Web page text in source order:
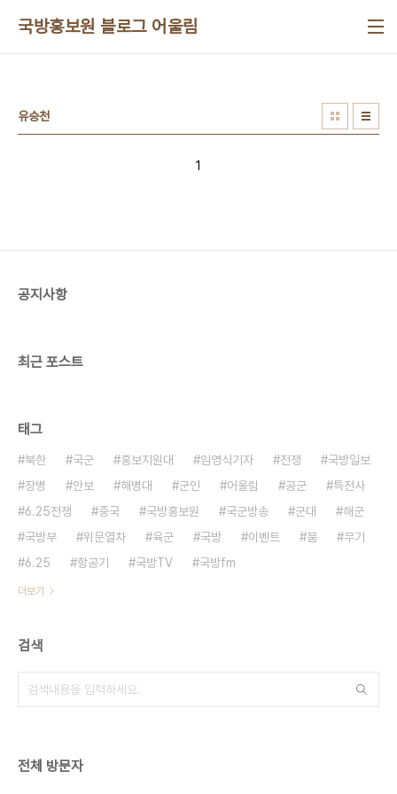
국방홍보원 블로그 어울림
유승천
1
공지사항
최근 포스트
태그
북한 국군 홍보지원대 임영식기자 전쟁
국방일보
장병
안보 해병대 군인 어울림 공군
특전사
6.25전쟁
중국 국방홍보원 국군방송 군대
해군
국방부
위문열차 육군 국방 이벤트 붐
무기
6.25
항공기 국방TV 국방fm
더보기
검색
전체 방문자